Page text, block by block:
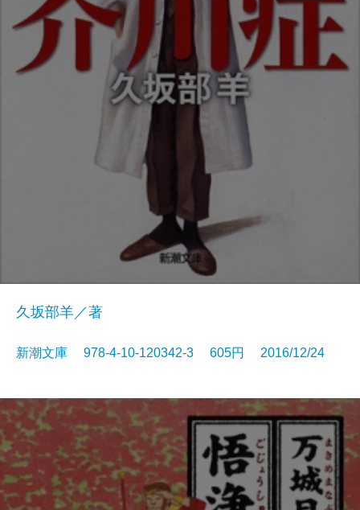
久坂部羊／著
新潮文庫 978-4-10-120342-3 605円 2016/12/24